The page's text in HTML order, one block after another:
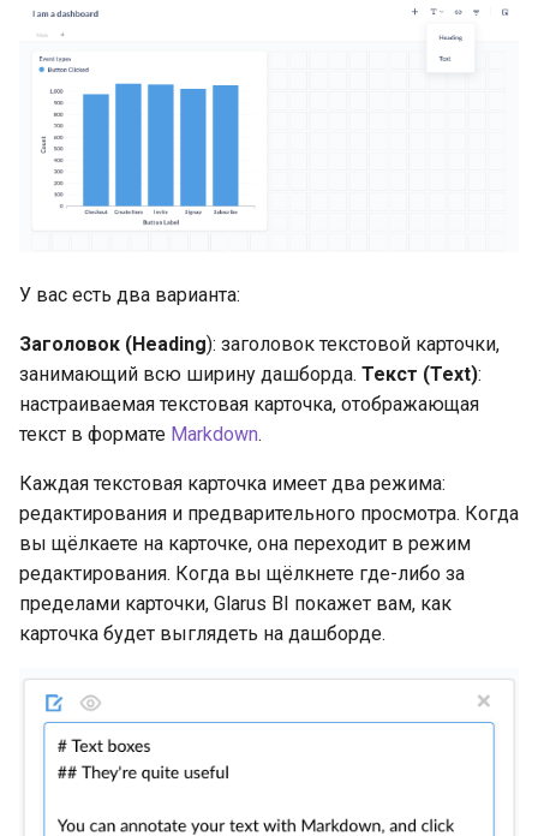
У вас есть два варианта:
Заголовок (Heading): заголовок текстовой карточки,
занимающий всю ширину дашборда. Текст (Text):
настраиваемая текстовая карточка, отображающая
текст в формате Markdown.
Каждая текстовая карточка имеет два режима:
редактирования и предварительного просмотра. Когда
вы щёлкаете на карточке, она переходит в режим
редактирования. Когда вы щёлкнете где-либо за
пределами карточки, Glarus BI покажет вам, как
карточка будет выглядеть на дашборде.